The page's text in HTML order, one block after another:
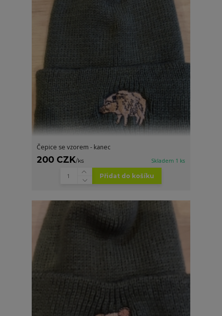
Čepice se vzorem - kanec
200 CZK/ks Skladem 1 ks
Přidat do košíku